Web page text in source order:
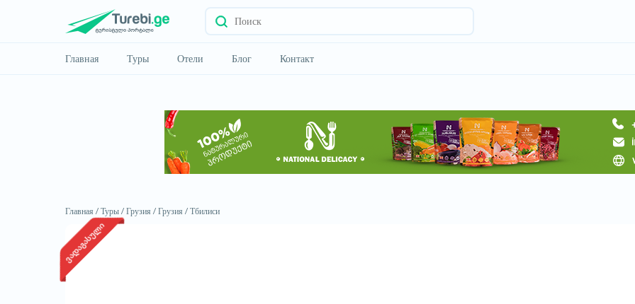
Главная Туры Отели Блог Контакт
Запросить тур
Главная / Туры / Грузия / Грузия / Тбилиси
ვადაგასული